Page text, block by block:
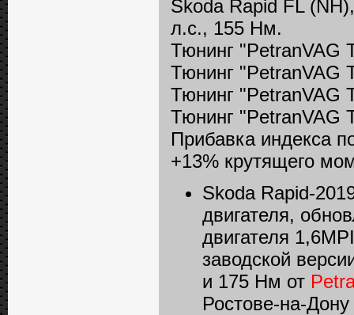
Skoda Rapid FL
л.с., 155 Нм.
Тюнинг "PetranVAG
Тюнинг "PetranVAG
Тюнинг "PetranVAG
Тюнинг "PetranVAG
Прибавка индекса
+13% крутящего
Skoda Rapid-
двигателя,
двигателя
заводской
и 175 Нм от
Ростове-на-Дону